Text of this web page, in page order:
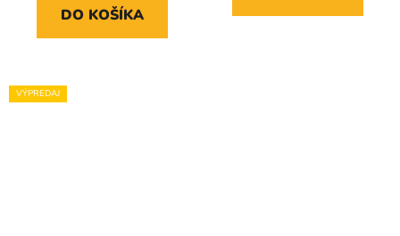
DO KOŠÍKA
VÝPREDAJ